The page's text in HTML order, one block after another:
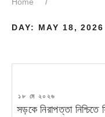
DAY: MAY 18, 2026
POSTED
১৮ মে ২০২৬
সড়কে নিরাপত্তা নিশ্চিতে